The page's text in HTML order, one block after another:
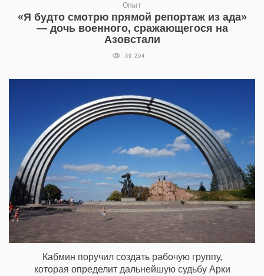
Опыт
«Я будто смотрю прямой репортаж из ада»
— дочь военного, сражающегося на
Азовстали
39 294
Кабмин поручил создать рабочую группу,
которая определит дальнейшую судьбу Арки